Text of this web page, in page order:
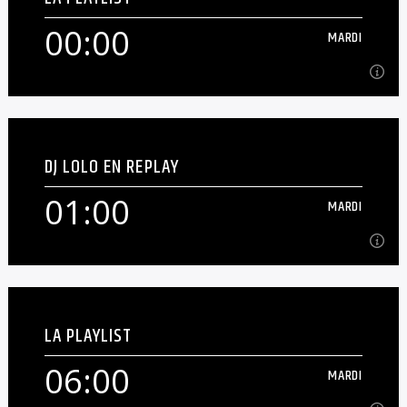
Playlist de la nuit [...]
En savoir plus
00:00 MARDI
00:00 MARDI
Programmes musical généraliste sens blablas
En savoir plus
DJ LOLO EN REPLAY
01:00 MARDI
01:00 MARDI
Replay des émissions de DJ Lolo.[...]
En savoir plus
LA PLAYLIST
06:00 MARDI